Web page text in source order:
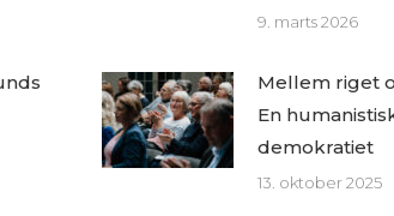
9. marts 2026
Mellem riget
En
demokratiet
13. oktober 2025